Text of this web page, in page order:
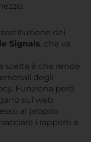
dei
Signals, che va
scelta è che rende
degli
Funziona però
sul web
al proprio
i rapporti e